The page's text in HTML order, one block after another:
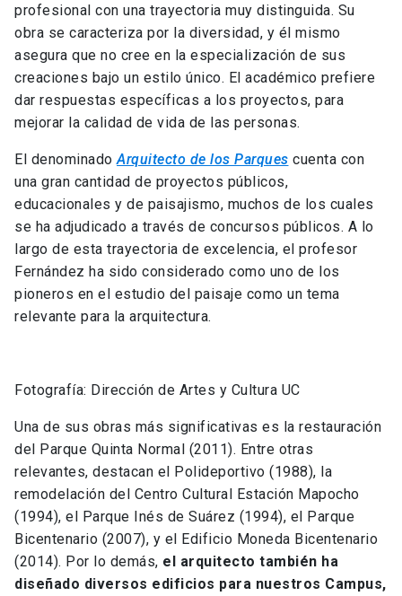
profesional con una trayectoria muy distinguida. Su
obra se caracteriza por la diversidad, y él mismo
asegura que no cree en la especialización de sus
creaciones bajo un estilo único. El académico prefiere
dar respuestas específicas a los proyectos, para
mejorar la calidad de vida de las personas.
El denominadoArquitecto de los Parques cuenta con
una gran cantidad de proyectos públicos,
educacionales y de paisajismo, muchos de los cuales
se ha adjudicado a través de concursos públicos. A lo
largo de esta trayectoria de excelencia, el profesor
Fernández ha sido considerado como uno de los
pioneros en el estudio del paisaje como un tema
relevante para la arquitectura.
Fotografía: Dirección de Artes y Cultura UC
Una de sus obras más significativas es la restauración
del Parque Quinta Normal (2011). Entre otras
relevantes, destacan el Polideportivo (1988), la
remodelación del Centro Cultural Estación Mapocho
(1994), el Parque Inés de Suárez (1994), el Parque
Bicentenario (2007), y el Edificio Moneda Bicentenario
(2014). Por lo demás, el arquitecto también ha
diseñado diversos edificios para nuestros Campus,